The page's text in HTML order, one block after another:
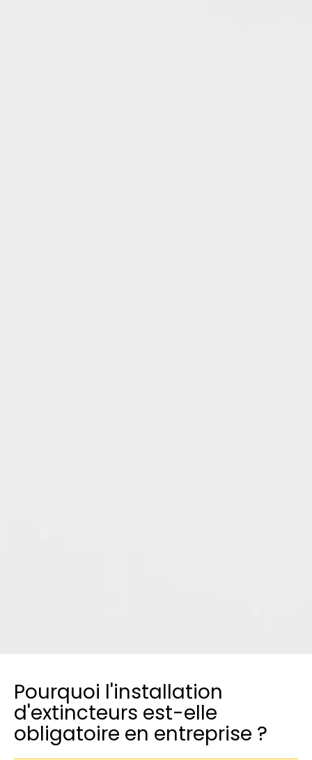
Pourquoi l'installation
d'extincteurs est-elle
obligatoire en entreprise ?